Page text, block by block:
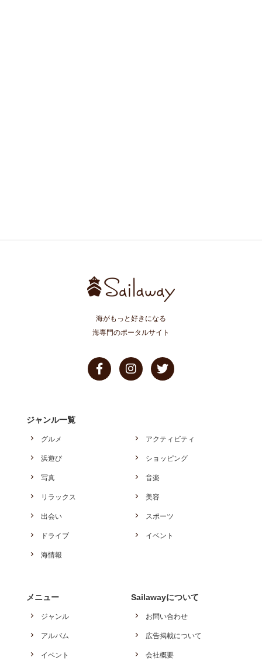
海がもっと好きになる
海専門のポータルサイト
ジャンル一覧
グルメ アクティビティ
浜遊び ショッピング
写真 音楽
リラックス 美容
出会い スポーツ
ドライブ イベント
海情報
メニュー
ジャンル
アルバム
イベント
Sailawayについて
お問い合わせ
広告掲載について
会社概要